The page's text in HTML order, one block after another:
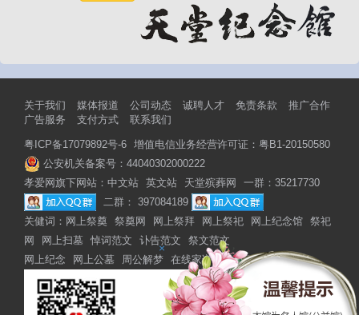
关于我们 媒体报道 公司动态 诚聘人才 免责条款
推广合作
广告服务
支付方式 联系我们
粤ICP备17079892号-6 增值电信业务经营许可证：粤B1-20150580
公安机关备案号：44040302000222
孝爱网旗下网站： 中文站 英文站 天堂殡葬网
一群：35217730
二群： 397084189
关健词： 网上祭奠 祭奠网 网上祭拜 网上祭祀 网上纪念馆 祭祀
网
网上扫墓 悼词范文 讣告范文
祭文范文
网上纪念
网上公墓 周公解梦 在线家谱 网上家谱
×